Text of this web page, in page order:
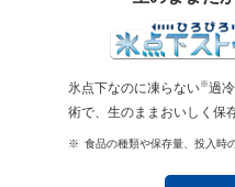
氷点下なのに凍らない※過
術で、生のままおいしく保
※ 食品の種類や保存量、投入時